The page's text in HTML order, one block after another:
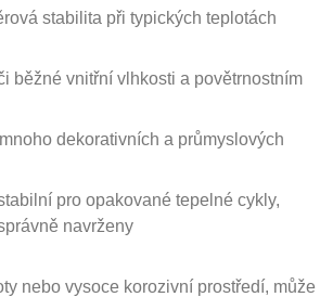
stabilita při typických teplotách
běžné vnitřní vlhkosti a povětrnostním
dekorativních a průmyslových
pro opakované tepelné cykly,
navrženy
nebo vysoce korozivní prostředí, může